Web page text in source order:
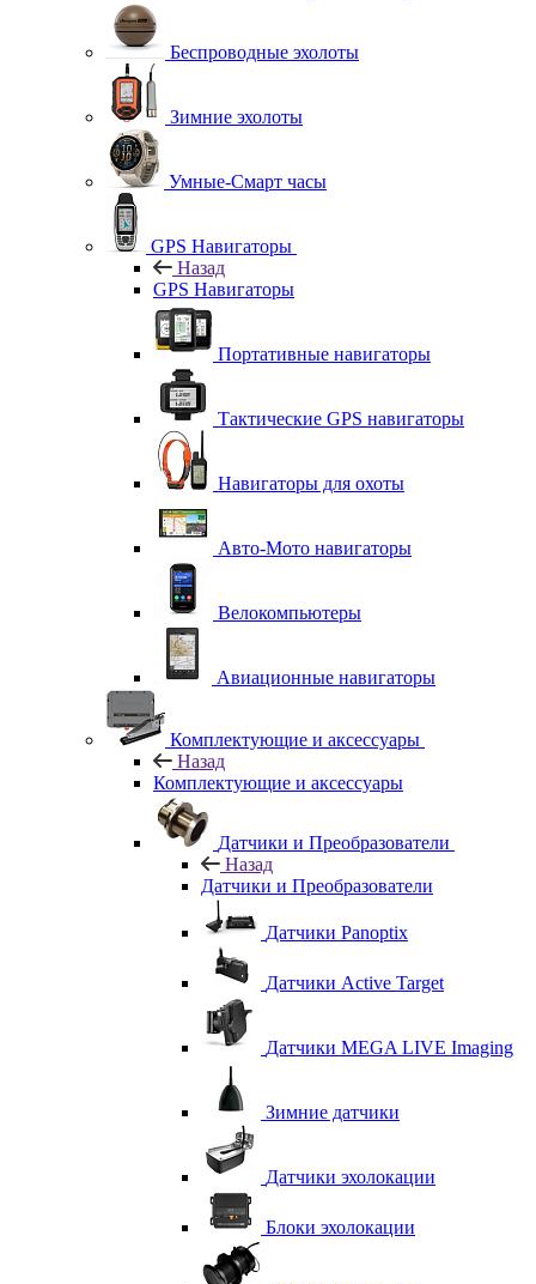
Беспроводные эхолоты
Зимние эхолоты
Умные-Смарт часы
GPS Навигаторы
Назад
GPS Навигаторы
Портативные навигаторы
Тактические GPS навигаторы
Навигаторы для охоты
Авто-Мото навигаторы
Велокомпьютеры
Авиационные навигаторы
Комплектующие и аксессуары
Назад
Комплектующие и аксессуары
Датчики и Преобразователи
Назад
Датчики и Преобразователи
Датчики Panoptix
Датчики Active Target
Датчики MEGA LIVE Imaging
Зимние датчики
Датчики эхолокации
Блоки эхолокации